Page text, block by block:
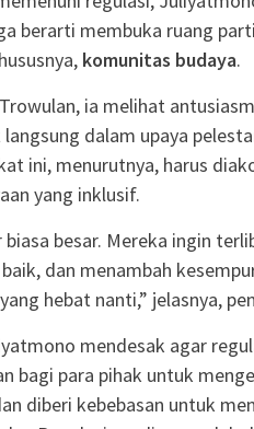
berarti membuka ruang
komunitas budaya.
ia melihat
dalam upaya
ini, menurutnya, harus
yang inklusif.
besar. Mereka ingin
dan menambah
hebat nanti,” jelasnya,
mendesak agar
bagi para pihak untuk
diberi kebebasan untuk